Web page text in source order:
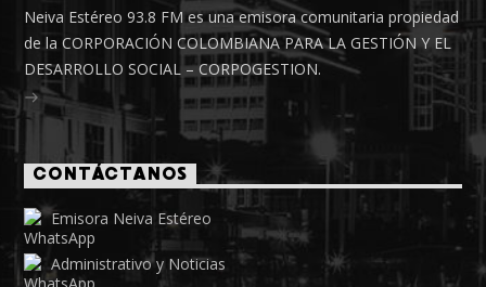
Neiva Estéreo 93.8 FM es una emisora comunitaria propiedad
de la CORPORACIÓN COLOMBIANA PARA LA GESTIÓN Y EL
DESARROLLO SOCIAL – CORPOGESTION.
CONTÁCTANOS
Emisora Neiva Estéreo
Administrativo y Noticias